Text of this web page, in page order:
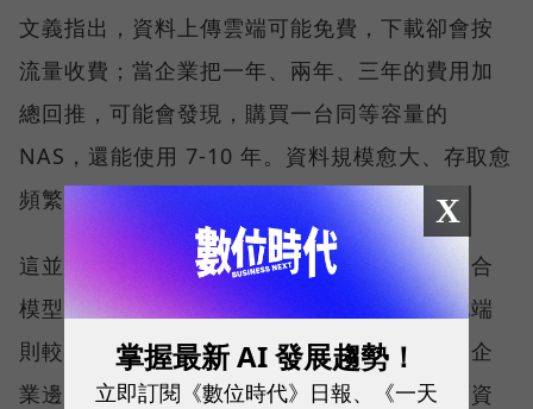
文義指出，資料上傳雲端可能免費，下載卻會按
流量收費；當企業把一年、兩年、三年的費用加
總回推，可能會發現，購買一台同等容量的
NAS，還能使用 7-10 年。資料規模愈大、存取愈
頻繁，總持有成本的差距就愈值得評估。
這並不代表雲端與地端只能二選一。雲端仍適合
模型訓練、程式開發與波動大的工作負載；地端
則較適合高頻存取、對延遲敏感，或不能離開企
業邊界的資料。企業真正要回答的，是每一類資
X
掌握最新 AI 發展趨勢！
立即訂閱《數位時代》日報、《一天